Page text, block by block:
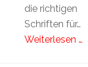
die richtigen
Schriften für…
Weiterlesen …